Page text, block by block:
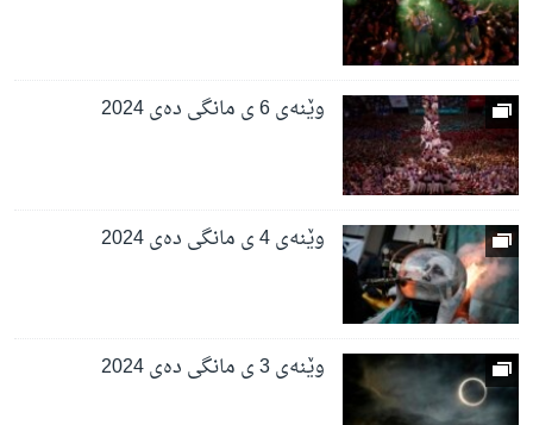
وێنەی 6 ی مانگی دەی 2024
وێنەی 4 ی مانگی دەی 2024
وێنەی 3 ی مانگی دەی 2024